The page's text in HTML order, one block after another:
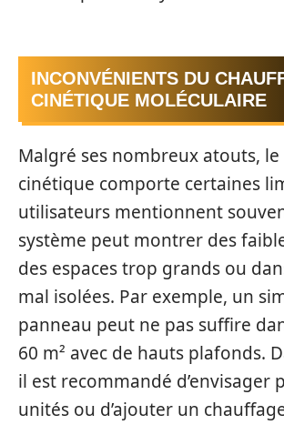
INCONVÉNIENTS DU
CINÉTIQUE MOLÉCULAIRE
Malgré ses nombreux atouts,
cinétique comporte certaines
utilisateurs mentionnent
système peut montrer des
des espaces trop grands ou
mal isolées. Par exemple, un
panneau peut ne pas suffire
60 m² avec de hauts plafonds.
il est recommandé d’envisager
unités ou d’ajouter un